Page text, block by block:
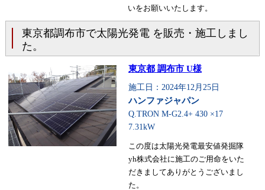
いをお願いいたします。
東京都調布市で太陽光発電 を販売・施工しまし
た。
東京都 調布市 U様
施工日：2024年12月25日
ハンファジャパン
Q.TRON M-G2.4+ 430 ×17
7.31kW
この度は太陽光発電最安値発掘隊
yh株式会社に施工のご用命をいた
だきましてありがとうございまし
た。